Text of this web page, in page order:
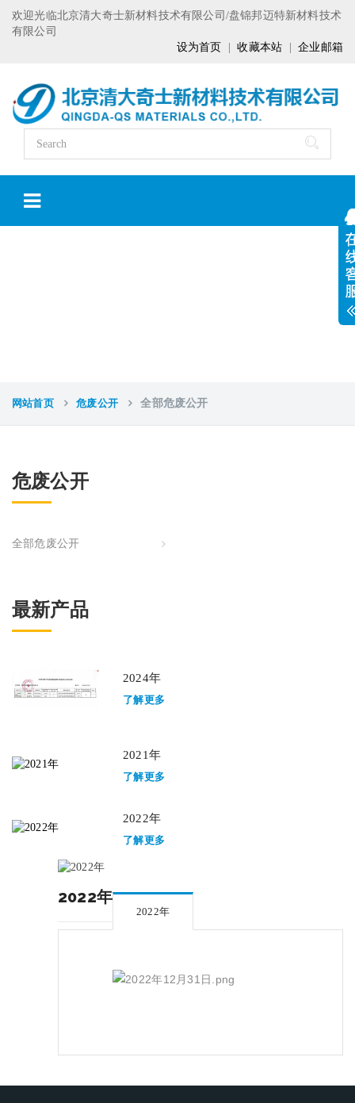
欢迎光临北京清大奇士新材料技术有限公司/盘锦邦迈特新材料技术
有限公司
设为首页 |收藏本站 |企业邮箱
网站首页 危废公开 全部危废公开
危废公开
全部危废公开
最新产品
2024年
了解更多
2021年
了解更多
2022年
了解更多
2022年
2022年